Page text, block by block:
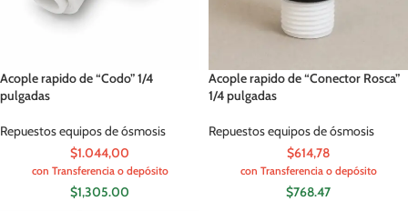
Acople rapido de “Codo” 1/4
pulgadas
Repuestos equipos de ósmosis
$1.044,00
con Transferencia o depósito
$1,305.00
Acople rapido de “Conector Rosca”
1/4 pulgadas
Repuestos equipos de ósmosis
$614,78
con Transferencia o depósito
$768.47